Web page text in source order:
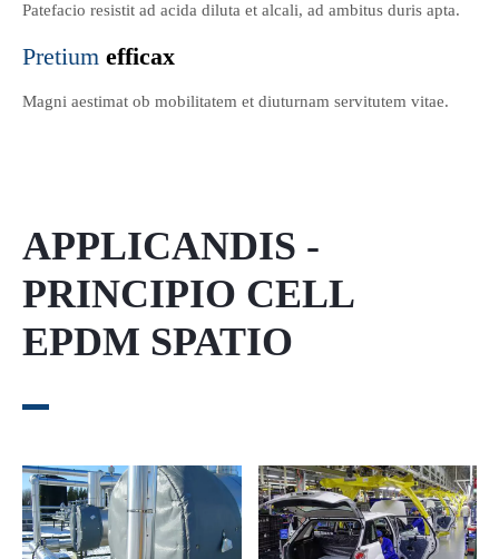
Patefacio resistit ad acida diluta et alcali, ad ambitus duris apta.
Pretium efficax
Magni aestimat ob mobilitatem et diuturnam servitutem vitae.
APPLICANDIS -
PRINCIPIO CELL
EPDM SPATIO